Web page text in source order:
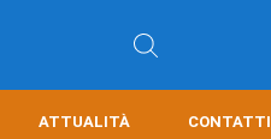
ATTUALITÀ CONTATTI